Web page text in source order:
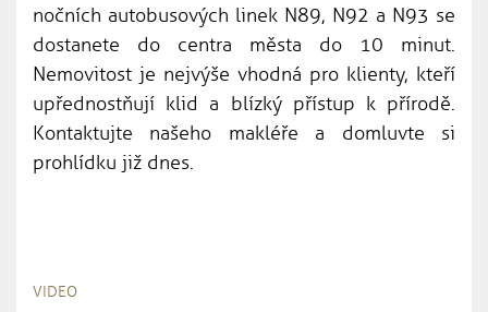
nočních autobusových linek N89, N92 a N93 se
dostanete do centra města do 10 minut.
Nemovitost je nejvýše vhodná pro klienty, kteří
upřednostňují klid a blízký přístup k přírodě.
Kontaktujte našeho makléře a domluvte si
prohlídku již dnes.
VIDEO